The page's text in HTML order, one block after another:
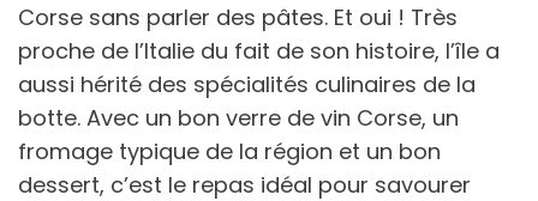
Corse sans parler des pâtes. Et oui ! Très
proche de l’Italie du fait de son histoire, l’île a
aussi hérité des spécialités culinaires de la
botte. Avec un bon verre de vin Corse, un
fromage typique de la région et un bon
dessert, c’est le repas idéal pour savourer